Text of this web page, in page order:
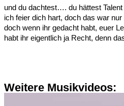
und du dachtest…. du hättest Talent
ich feier dich hart, doch das war nur
doch wenn ihr gedacht habt, euer
habt ihr eigentlich ja Recht, denn
Weitere Musikvideos: